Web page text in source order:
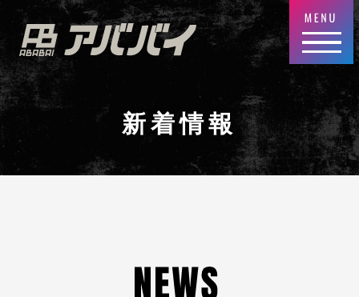
新着情報